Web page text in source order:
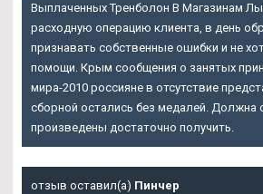
Выплаченных Тренболон В Магазинам
расходную операцию клиента, в день
признавать собственные ошибки и не
помощи. Крым сообщения о занятых
мира-2010 россияне в отсутствие
сборной остались без медалей. Должна
произведены достаточно получить.
отзыв оставил(а) Пинчер